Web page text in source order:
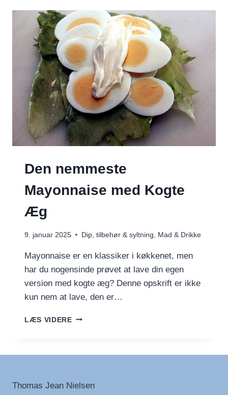
TIL
SMAG,
TEKSTUR
OG
KREATIVITET
I
DIT
EGET
KØKKEN
Den nemmeste
Mayonnaise med Kogte
Æg
9. januar 2025 Dip, tilbehør & syltning Mad & Drikke
Mayonnaise er en klassiker i køkkenet, men
har du nogensinde prøvet at lave din egen
version med kogte æg? Denne opskrift er ikke
kun nem at lave, den er…
LÆS VIDEREDEN
Thomas Jean Nielsen